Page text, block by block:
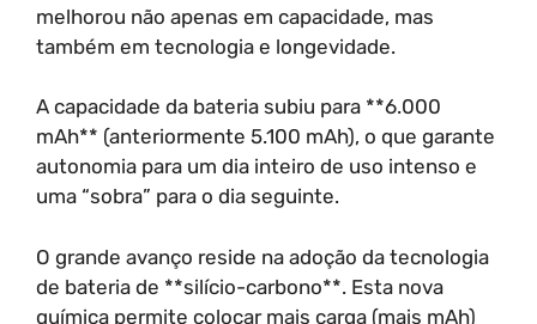
melhorou não apenas em capacidade, mas
também em tecnologia e longevidade.
A capacidade da bateria subiu para **6.000
mAh** (anteriormente 5.100 mAh), o que garante
autonomia para um dia inteiro de uso intenso e
uma “sobra” para o dia seguinte.
O grande avanço reside na adoção da tecnologia
de bateria de **silício-carbono**. Esta nova
química permite colocar mais carga (mais mAh)